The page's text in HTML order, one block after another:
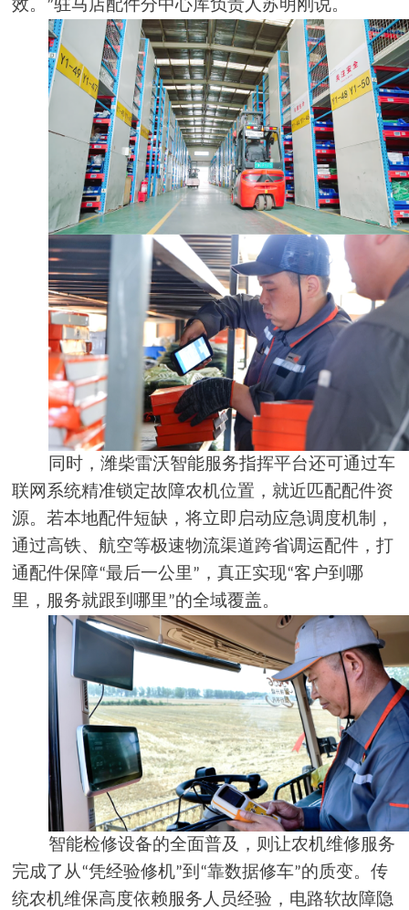
”
同时，潍柴雷沃智能服务指挥平台还可通过车
联网系统精准锁定故障农机位置，就近匹配配件资
源。若本地配件短缺，将立即启动应急调度机制，
通过高铁、航空等极速物流渠道跨省调运配件，打
通配件保障“最后一公里” ，真正实现“客户到哪
里，服务就跟到哪里”的全域覆盖。
智能检修设备的全面普及，则让农机维修服务
完成了从“凭经验修机”到 “靠数据修车”的质变。传
统农机维保高度依赖服务人员经验，电路软故障隐